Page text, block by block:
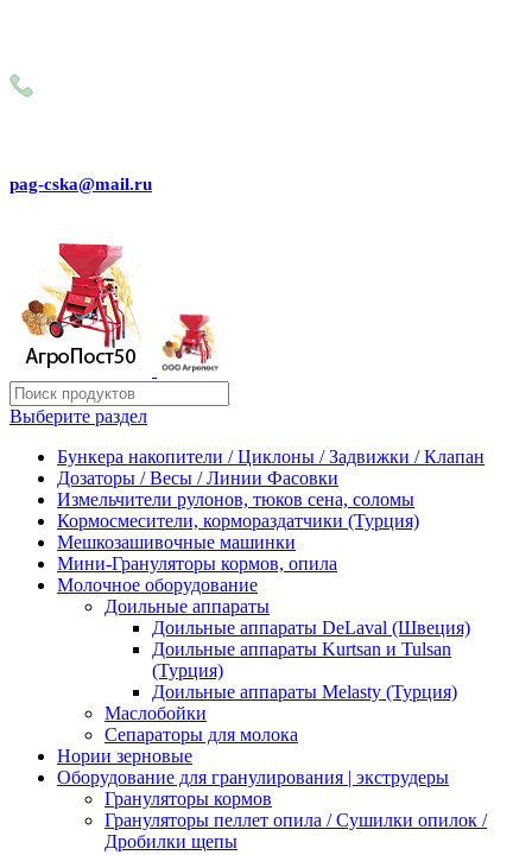
pag-cska@mail.ru
Выберите раздел
Бункера накопители / Циклоны / Задвижки / Клапан
Дозаторы / Весы / Линии Фасовки
Измельчители рулонов, тюков сена, соломы
Кормосмесители, кормораздатчики (Турция)
Мешкозашивочные машинки
Мини-Грануляторы кормов, опила
Молочное оборудование
Доильные аппараты
Доильные аппараты DeLaval (Швеция)
Доильные аппараты Kurtsan и Tulsan
(Турция)
Доильные аппараты Melasty (Турция)
Маслобойки
Сепараторы для молока
Нории зерновые
Оборудование для гранулирования | экструдеры
Грануляторы кормов
Грануляторы пеллет опила / Сушилки опилок /
Дробилки щепы